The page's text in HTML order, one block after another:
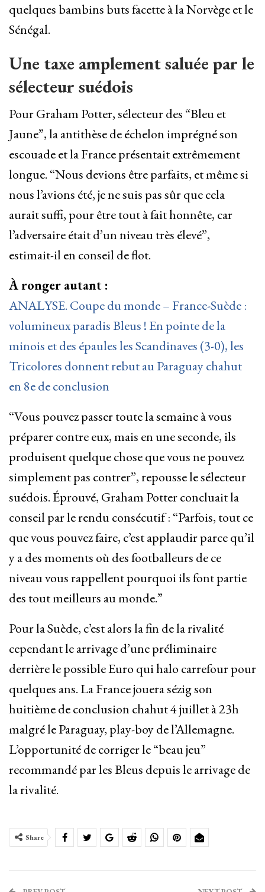
quelques bambins buts facette à la Norvège et le
Sénégal.
Une taxe amplement saluée par le
sélecteur suédois
Pour Graham Potter, sélecteur des “Bleu et
Jaune”, la antithèse de échelon imprégné son
escouade et la France présentait extrêmement
longue. “Nous devions être parfaits, et même si
nous l’avions été, je ne suis pas sûr que cela
aurait suffi, pour être tout à fait honnête, car
l’adversaire était d’un niveau très élevé”,
estimait-il en conseil de flot.
À ronger autant :
ANALYSE. Coupe du monde – France-Suède :
volumineux paradis Bleus ! En pointe de la
minois et des épaules les Scandinaves (3-0), les
Tricolores donnent rebut au Paraguay chahut
en 8e de conclusion
“Vous pouvez passer toute la semaine à vous
préparer contre eux, mais en une seconde, ils
produisent quelque chose que vous ne pouvez
simplement pas contrer”, repousse le sélecteur
suédois. Éprouvé, Graham Potter concluait la
conseil par le rendu consécutif : “Parfois, tout ce
que vous pouvez faire, c’est applaudir parce qu’il
y a des moments où des footballeurs de ce
niveau vous rappellent pourquoi ils font partie
des tout meilleurs au monde.”
Pour la Suède, c’est alors la fin de la rivalité
cependant le arrivage d’une préliminaire
derrière le possible Euro qui halo carrefour pour
quelques ans. La France jouera sézig son
huitième de conclusion chahut 4 juillet à 23h
malgré le Paraguay, play-boy de l’Allemagne.
L’opportunité de corriger le “beau jeu”
recommandé par les Bleus depuis le arrivage de
la rivalité.
Share